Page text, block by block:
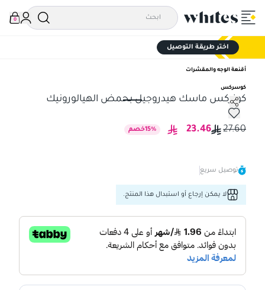
0
اختر طريقة التوصيل
أقنعة الوجه والمقشرات
كوسركس
كوزركس ماسك هيدروجيل بحمض الهيالورونيك
كوزركس ماسك هيدروجيل بحمض الهيالورونيك
27.60
23.46
15% خصم
توصيل سريع
لا يمكن إرجاع أو استبدال هذا المنتج.